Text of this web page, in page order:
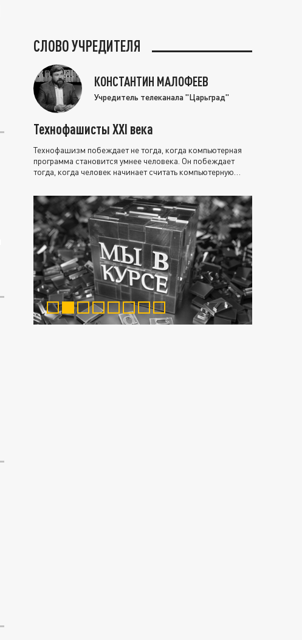
СЛОВО УЧРЕДИТЕЛЯ
КОНСТАНТИН МАЛОФЕЕВ
Учредитель телеканала "Царьград"
Технофашисты XXI века
Технофашизм побеждает не тогда, когда компьютерная
программа становится умнее человека. Он побеждает
тогда, когда человек начинает считать компьютерную